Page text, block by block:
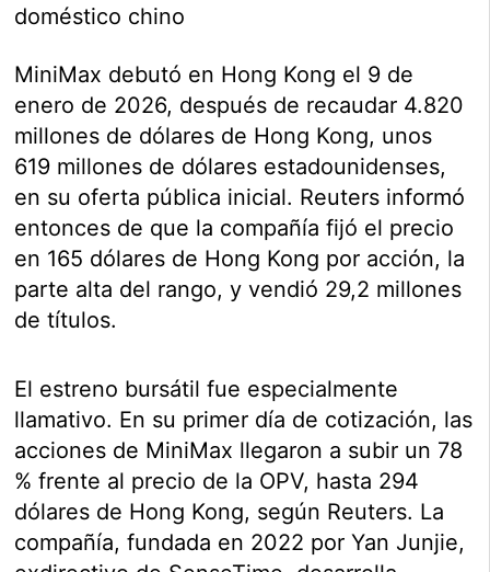
doméstico chino
MiniMax debutó en Hong Kong el 9 de
enero de 2026, después de recaudar 4.820
millones de dólares de Hong Kong, unos
619 millones de dólares estadounidenses,
en su oferta pública inicial. Reuters informó
entonces de que la compañía fijó el precio
en 165 dólares de Hong Kong por acción, la
parte alta del rango, y vendió 29,2 millones
de títulos.
El estreno bursátil fue especialmente
llamativo. En su primer día de cotización, las
acciones de MiniMax llegaron a subir un 78
% frente al precio de la OPV, hasta 294
dólares de Hong Kong, según Reuters. La
compañía, fundada en 2022 por Yan Junjie,